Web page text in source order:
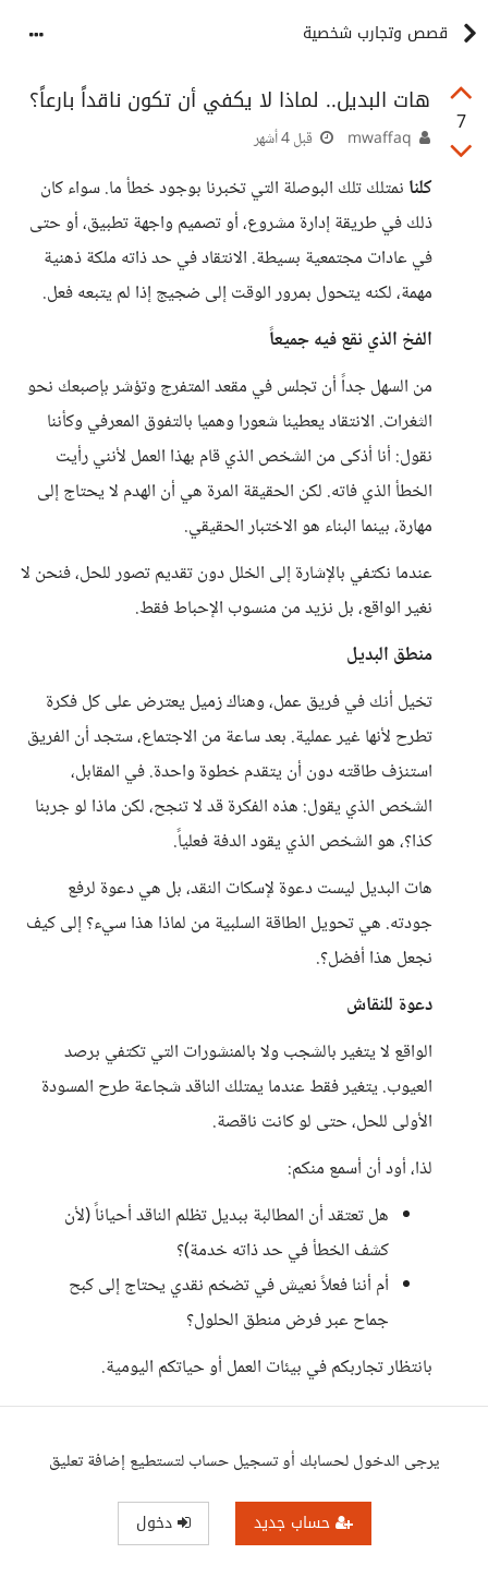
قصص وتجارب شخصية
7
هات البديل.. لماذا لا يكفي أن تكون ناقداً بارعاً؟
قبل 4 أشهر
كلنا نمتلك تلك البوصلة التي تخبرنا بوجود خطأ ما. سواء كان
ذلك في طريقة إدارة مشروع، أو تصميم واجهة تطبيق، أو حتى
في عادات مجتمعية بسيطة. الانتقاد في حد ذاته ملكة ذهنية
مهمة، لكنه يتحول بمرور الوقت إلى ضجيج إذا لم يتبعه فعل.
الفخ الذي نقع فيه جميعاً
من السهل جداً أن تجلس في مقعد المتفرج وتؤشر بإصبعك نحو
الثغرات. الانتقاد يعطينا شعورا وهميا بالتفوق المعرفي وكأننا
نقول: أنا أذكى من الشخص الذي قام بهذا العمل لأنني رأيت
الخطأ الذي فاته. لكن الحقيقة المرة هي أن الهدم لا يحتاج إلى
مهارة، بينما البناء هو الاختبار الحقيقي.
عندما نكتفي بالإشارة إلى الخلل دون تقديم تصور للحل، فنحن لا
نغير الواقع، بل نزيد من منسوب الإحباط فقط.
منطق البديل
تخيل أنك في فريق عمل، وهناك زميل يعترض على كل فكرة
تطرح لأنها غير عملية. بعد ساعة من الاجتماع، ستجد أن الفريق
استنزف طاقته دون أن يتقدم خطوة واحدة. في المقابل،
الشخص الذي يقول: هذه الفكرة قد لا تنجح، لكن ماذا لو جربنا
كذا؟، هو الشخص الذي يقود الدفة فعلياً.
هات البديل ليست دعوة لإسكات النقد، بل هي دعوة لرفع
جودته. هي تحويل الطاقة السلبية من لماذا هذا سيء؟ إلى كيف
نجعل هذا أفضل؟.
دعوة للنقاش
الواقع لا يتغير بالشجب ولا بالمنشورات التي تكتفي برصد
العيوب. يتغير فقط عندما يمتلك الناقد شجاعة طرح المسودة
الأولى للحل، حتى لو كانت ناقصة.
لذا، أود أن أسمع منكم:
هل تعتقد أن المطالبة ببديل تظلم الناقد أحياناً (لأن
كشف الخطأ في حد ذاته خدمة)؟
أم أننا فعلاً نعيش في تضخم نقدي يحتاج إلى كبح
جماح عبر فرض منطق الحلول؟
بانتظار تجاربكم في بيئات العمل أو حياتكم اليومية.
يرجى الدخول لحسابك أو تسجيل حساب لتستطيع إضافة تعليق
حساب جديد دخول